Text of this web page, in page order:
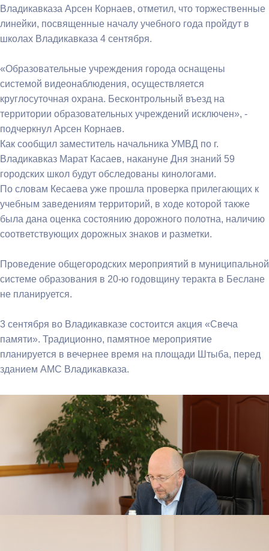
Владикавказа Арсен Корнаев, отметил, что торжественные
линейки, посвященные началу учебного года пройдут в
школах Владикавказа 4 сентября.
«Образовательные учреждения города оснащены
системой видеонаблюдения, осуществляется
круглосуточная охрана. Бесконтрольный въезд на
территории образовательных учреждений исключен», -
подчеркнул Арсен Корнаев.
Как сообщил заместитель начальника УМВД по г.
Владикавказ Марат Касаев, накануне Дня знаний 59
городских школ будут обследованы кинологами.
По словам Кесаева уже прошла проверка прилегающих к
учебным заведениям территорий, в ходе которой также
была дана оценка состоянию дорожного полотна, наличию
соответствующих дорожных знаков и разметки.
Проведение общегородских мероприятий в муниципальной
системе образования в 20-ю годовщину теракта в Беслане
не планируется.
3 сентября во Владикавказе состоится акция «Свеча
памяти». Традиционно, памятное мероприятие
планируется в вечернее время на площади Штыба, перед
зданием АМС Владикавказа.